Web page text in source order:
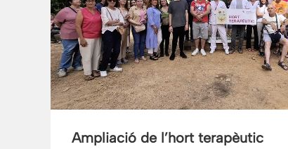
Ampliació de l’hort terapèutic